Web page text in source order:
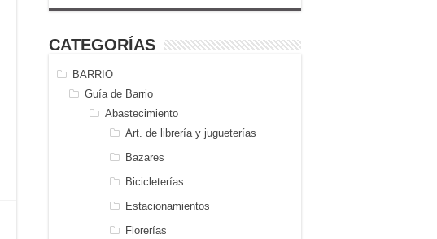
CATEGORÍAS
BARRIO
Guía de Barrio
Abastecimiento
Art. de librería y jugueterías
Bazares
Bicicleterías
Estacionamientos
Florerías